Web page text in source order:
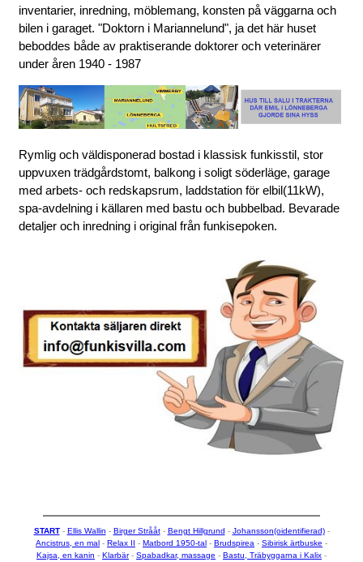
inventarier, inredning, möblemang, konsten på väggarna och
bilen i garaget. "Doktorn i Mariannelund", ja det här huset
beboddes både av praktiserande doktorer och veterinärer
under åren 1940 - 1987
Rymlig och väldisponerad bostad i klassisk funkisstil, stor
uppvuxen trädgårdstomt, balkong i soligt söderläge, garage
med arbets- och redskapsrum, laddstation för elbil(11kW),
spa-avdelning i källaren med bastu och bubbelbad. Bevarade
detaljer och inredning i original från funkisepoken.
START- Ellis Wallin - Birger Strååt- Bengt Hillgrund - Johansson(oidentifierad)-
Ancistrus, en mal - Relax II - Matbord 1950-tal - Brudspirea - Sibirisk ärtbuske -
Kajsa, en kanin - Klarbär- Spabadkar, massage - Bastu, Träbyggarna i Kalix -